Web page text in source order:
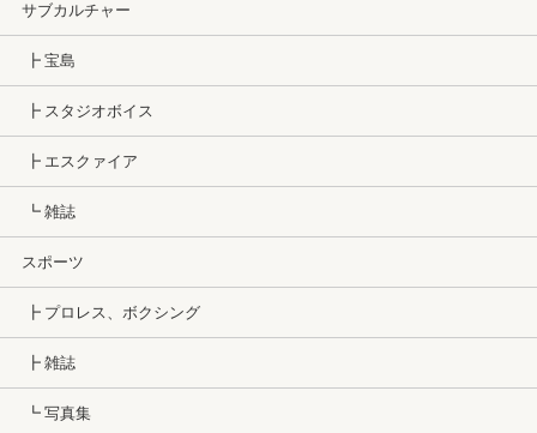
サブカルチャー
┣ 宝島
┣ スタジオボイス
┣ エスクァイア
┗ 雑誌
スポーツ
┣ プロレス、ボクシング
┣ 雑誌
┗ 写真集